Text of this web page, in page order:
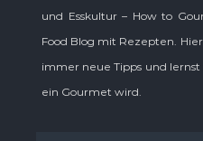
und Esskultur – How to
Food Blog mit Rezepten.
immer neue Tipps und
ein Gourmet wird.